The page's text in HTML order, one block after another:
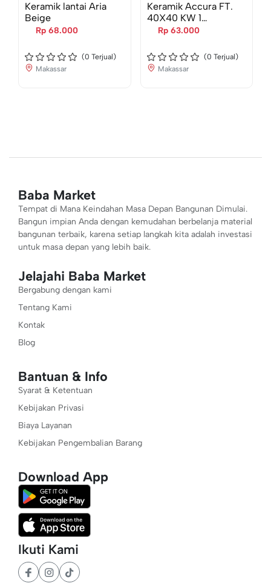
Keramik lantai Aria
Beige
Rp 68.000
(0 Terjual)
Makassar
Keramik Accura FT.
40X40 KW 1
LAVASTONE SAND
Rp 63.000
(0 Terjual)
Makassar
Baba Market
Tempat di Mana Keindahan Masa Depan Bangunan Dimulai.
Bangun impian Anda dengan kemudahan berbelanja material
bangunan terbaik, karena setiap langkah kita adalah investasi
untuk masa depan yang lebih baik.
Jelajahi Baba Market
Bergabung dengan kami
Tentang Kami
Kontak
Blog
Bantuan & Info
Syarat & Ketentuan
Kebijakan Privasi
Biaya Layanan
Kebijakan Pengembalian Barang
Download App
Ikuti Kami